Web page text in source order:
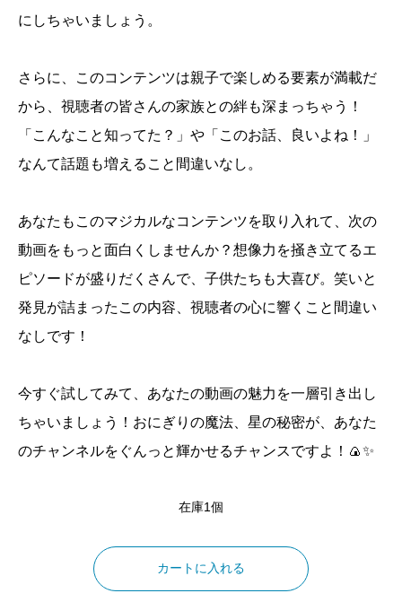
にしちゃいましょう。
さらに、このコンテンツは親子で楽しめる要素が満載だ
から、視聴者の皆さんの家族との絆も深まっちゃう！
「こんなこと知ってた？」や「このお話、良いよね！」
なんて話題も増えること間違いなし。
あなたもこのマジカルなコンテンツを取り入れて、次の
動画をもっと面白くしませんか？想像力を掻き立てるエ
ピソードが盛りだくさんで、子供たちも大喜び。笑いと
発見が詰まったこの内容、視聴者の心に響くこと間違い
なしです！
今すぐ試してみて、あなたの動画の魅力を一層引き出し
ちゃいましょう！おにぎりの魔法、星の秘密が、あなた
のチャンネルをぐんっと輝かせるチャンスですよ！🍙✨
在庫1個
つ
の
カートに入れる